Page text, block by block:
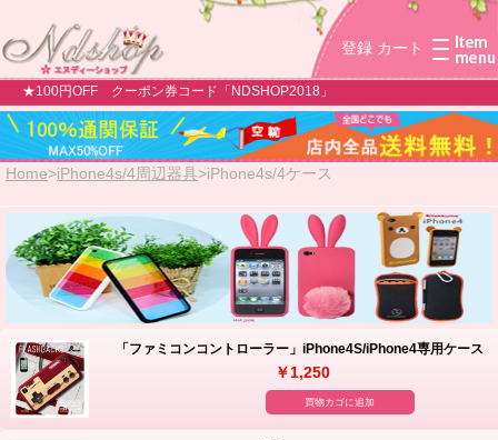
登録 カート
★100円OFF クーポン券コード「NDSHOP2018」
Home>iPhone4s/4周辺器具>iPhone4s/4ケース
「ファミコンコントローラー」iPhone4S/iPhone4専用ケース
￥1,250
買物カゴに追加